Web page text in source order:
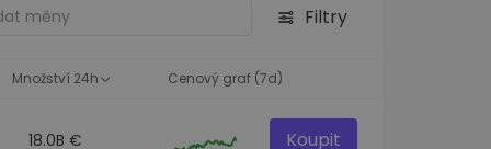
Filtry
Množství 24h Cenový graf (7d)
18.0B € Koupit